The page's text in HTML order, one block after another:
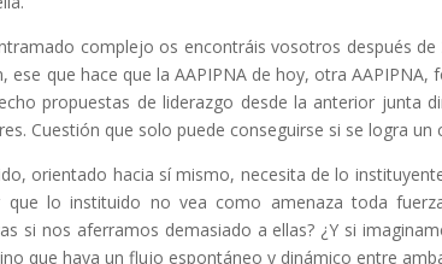
complejo os encontráis vosotros después
ese que hace que la AAPIPNA de hoy, otra
propuestas de liderazgo desde la anterior junta
Cuestión que solo puede conseguirse si se logra
orientado hacia sí mismo, necesita de lo
que lo instituido no vea como amenaza toda
si nos aferramos demasiado a ellas? ¿Y si
que haya un flujo espontáneo y dinámico entre